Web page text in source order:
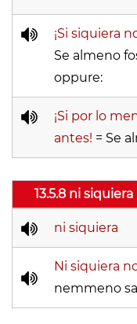
¡Si siquiera
Se almeno
oppure:
¡Si por lo
antes! = Se
13.5.8 ni
ni siquiera
Ni siquiera
nemmeno